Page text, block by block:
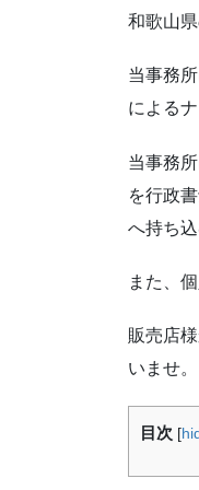
和歌山
当事務
による
当事務
を行政
へ持ち
また、
販売店
いませ。
目次 [